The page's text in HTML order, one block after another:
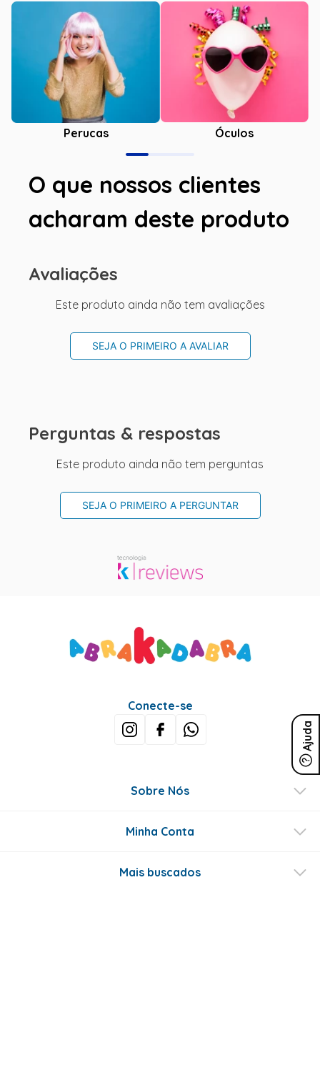
Perucas Óculos
O que nossos clientes
acharam deste produto
Avaliações
Este produto ainda não tem avaliações
SEJA O PRIMEIRO A AVALIAR
Perguntas & respostas
Este produto ainda não tem perguntas
SEJA O PRIMEIRO A PERGUNTAR
Ajuda
Conecte-se
Sobre Nós
Minha Conta
Mais buscados